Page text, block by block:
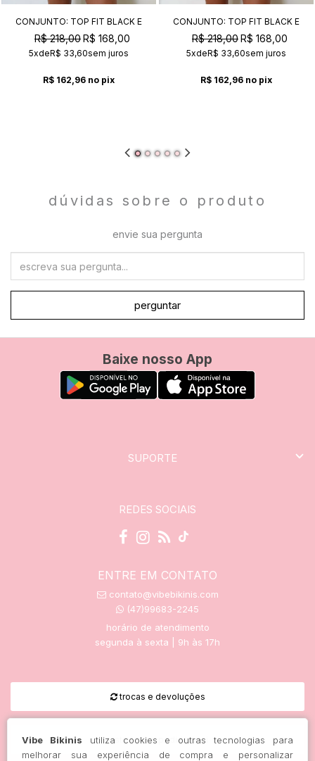
Vibe Bikinis utiliza cookies e outras tecnologias para
melhorar sua experiência de compra e personalizar
CONJUNTO: TOP FIT BLACK E
SHORT SAIA ACTIVE NAVY
R$ 218,00R$ 168,00
5xdeR$ 33,60sem juros
R$ 162,96 no pix
CONJUNTO: TOP FIT BLACK E
SHORT SAIA ACTIVE BLACK
R$ 218,00R$ 168,00
5xdeR$ 33,60sem juros
R$ 162,96 no pix
dúvidas sobre o produto
envie sua pergunta
perguntar
Baixe nosso App
SUPORTE
REDES SOCIAIS
ENTRE EM CONTATO
contato@vibebikinis.com
(47)99683-2245
horário de atendimento
segunda à sexta | 9h às 17h
trocas e devoluções
rastreie seu pedido aqui